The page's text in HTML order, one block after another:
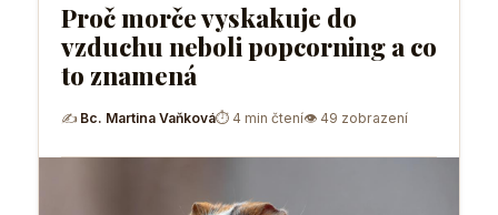
Proč morče vyskakuje do
vzduchu neboli popcorning a co
to znamená
✍ Bc. Martina Vaňková⏱ 4 min čtení👁 49 zobrazení